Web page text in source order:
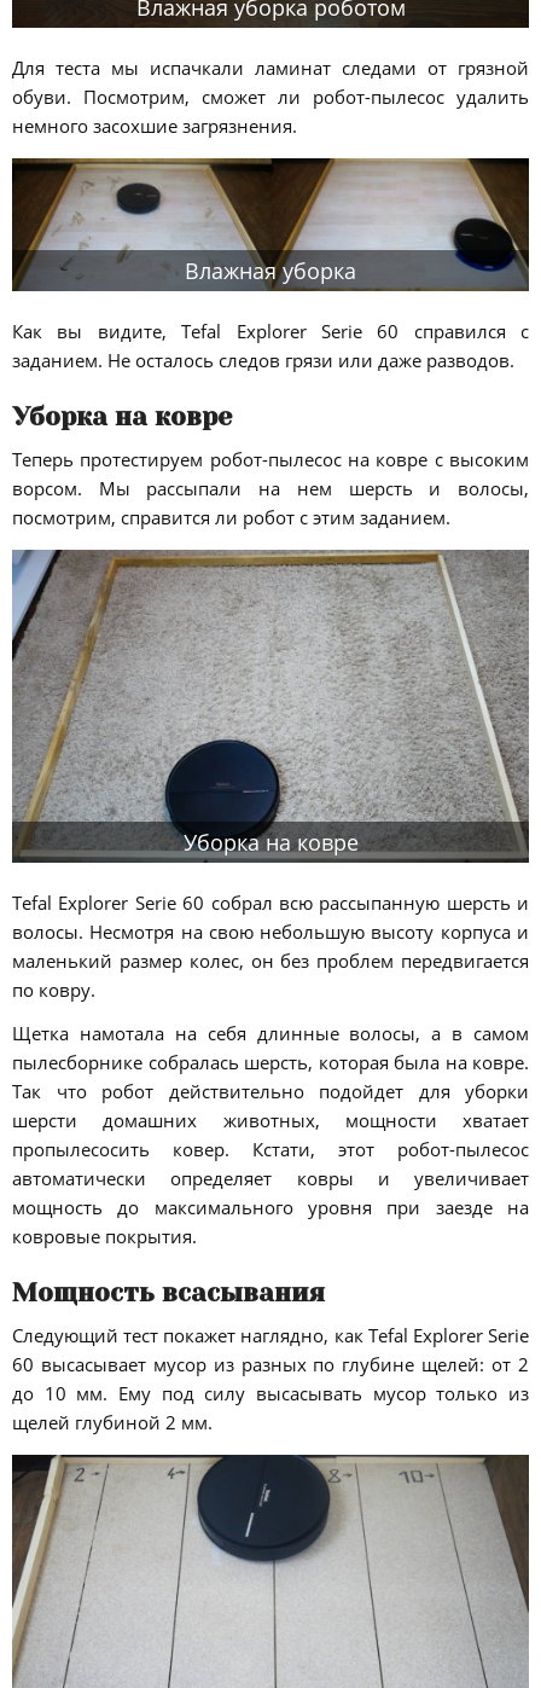
Влажная уборка роботом
Для теста мы испачкали ламинат следами от грязной
обуви. Посмотрим, сможет ли робот-пылесос удалить
немного засохшие загрязнения.
Влажная уборка
Как вы видите, Tefal Explorer Serie 60 справился с
заданием. Не осталось следов грязи или даже разводов.
Уборка на ковре
Теперь протестируем робот-пылесос на ковре с высоким
ворсом. Мы рассыпали на нем шерсть и волосы,
посмотрим, справится ли робот с этим заданием.
Уборка на ковре
Tefal Explorer Serie 60 собрал всю рассыпанную шерсть и
волосы. Несмотря на свою небольшую высоту корпуса и
маленький размер колес, он без проблем передвигается
по ковру.
Щетка намотала на себя длинные волосы, а в самом
пылесборнике собралась шерсть, которая была на ковре.
Так что робот действительно подойдет для уборки
шерсти домашних животных, мощности хватает
пропылесосить ковер. Кстати, этот робот-пылесос
автоматически определяет ковры и увеличивает
мощность до максимального уровня при заезде на
ковровые покрытия.
Мощность всасывания
Следующий тест покажет наглядно, как Tefal Explorer Serie
60 высасывает мусор из разных по глубине щелей: от 2
до 10 мм. Ему под силу высасывать мусор только из
щелей глубиной 2 мм.